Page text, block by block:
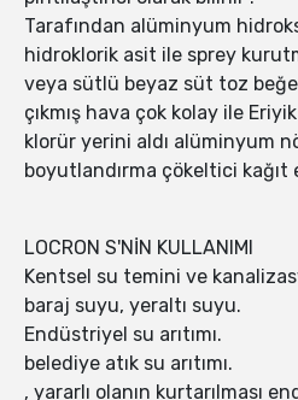
Tarafından alüminyum
hidroklorik asit ile sprey
veya sütlü beyaz süt toz
çıkmış hava çok kolay ile
klorür yerini aldı alüminyum
boyutlandırma çökeltici kağıt
LOCRON S'NİN KULLANIMI
Kentsel su temini ve
baraj suyu, yeraltı suyu.
Endüstriyel su arıtımı.
belediye atık su arıtımı.
, yararlı olanın kurtarılması